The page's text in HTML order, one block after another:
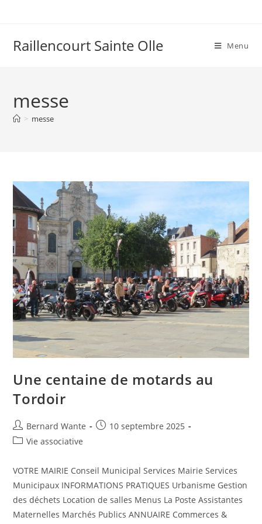
Raillencourt Sainte Olle Menu
messe
> messe
Une centaine de motards au
Tordoir
Bernard Wante
10 septembre 2025
Vie associative
VOTRE MAIRIE Conseil Municipal Services Mairie Services
Municipaux INFORMATIONS PRATIQUES Urbanisme Gestion
des déchets Location de salles Menus La Poste Assistantes
Maternelles Marchés Publics ANNUAIRE Commerces &